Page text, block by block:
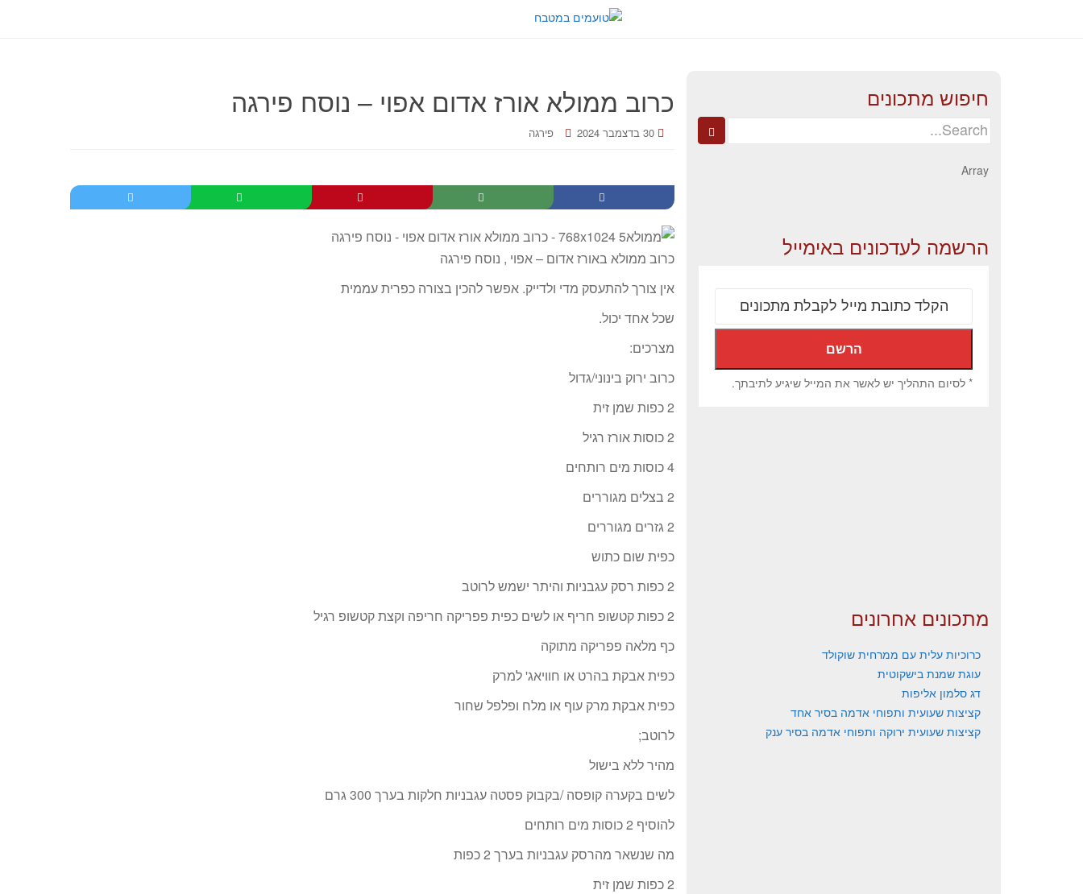
כרוב ממולא אורז אדום אפוי – נוסח פירגה
30 בדצמבר 2024 פירגה
כרוב ממולא באורז אדום – אפוי , נוסח פירגה
אין צורך להתעסק מדי ולדייק. אפשר להכין בצורה כפרית עממית
שכל אחד יכול.
מצרכים:
כרוב ירוק בינוני/גדול
2 כפות שמן זית
2 כוסות אורז רגיל
4 כוסות מים רותחים
2 בצלים מגוררים
2 גזרים מגוררים
כפית שום כתוש
2 כפות רסק עגבניות והיתר ישמש לרוטב
2 כפות קטשופ חריף או לשים כפית פפריקה חריפה וקצת קטשופ רגיל
כף מלאה פפריקה מתוקה
כפית אבקת בהרט או חוויאג' למרק
כפית אבקת מרק עוף או מלח ופלפל שחור
לרוטב;
מהיר ללא בישול
לשים בקערה קופסה /בקבוק פסטה עגבניות חלקות בערך 300 גרם
להוסיף 2 כוסות מים רותחים
מה שנשאר מהרסק עגבניות בערך 2 כפות
2 כפות שמן זית
חיפוש מתכונים
Search
Array
הרשמה לעדכונים באימייל
* לסיום התהליך יש לאשר את המייל שיגיע לתיבתך.
מתכונים אחרונים
כרוכיות עלית עם ממרחית שוקולד
עוגת שמנת בישקוטית
דג סלמון אליפות
קציצות שעועית ותפוחי אדמה בסיר אחד
קציצות שעועית ירוקה ותפוחי אדמה בסיר ענק